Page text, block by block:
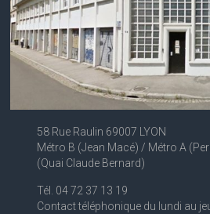
58 Rue Raulin 69007 LYON
Métro B (Jean Macé) / Métro A
(Quai Claude Bernard)
Tél. 04 72 37 13 19
Contact téléphonique du lundi au